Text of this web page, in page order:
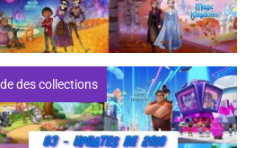
des collections